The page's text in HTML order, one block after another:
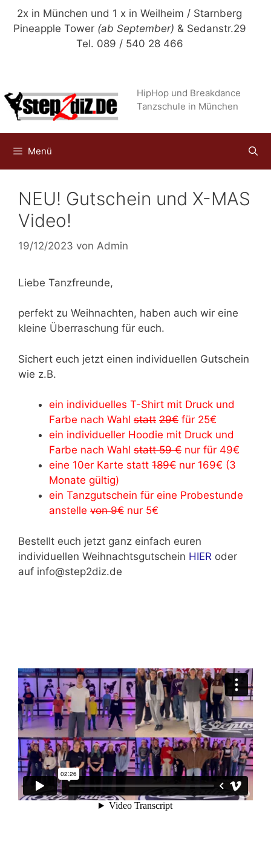
Zum
Inhalt
2x in München und 1 x in Weilheim / Starnberg
Pineapple Tower (ab September) & Sedanstr.29
Tel. 089 / 540 28 466
HipHop und Breakdance
Tanzschule in München
Menü
NEU! Gutschein und X-MAS
Video!
19/12/2023 von Admin
Liebe Tanzfreunde,
perfekt zu Weihnachten, haben auch wir eine
kleine Überraschung für euch.
Sichert euch jetzt einen individuellen Gutschein
wie z.B.
ein individuelles T-Shirt mit Druck und
Farbe nach Wahl statt 29€ für 25€
ein individueller Hoodie mit Druck und
Farbe nach Wahl statt 59 € nur für 49€
eine 10er Karte statt 189€ nur 169€ (3
Monate gültig)
ein Tanzgutschein für eine Probestunde
anstelle von 9€ nur 5€
Bestellt euch jetzt ganz einfach euren
individuellen Weihnachtsgutschein HIER oder
auf info@step2diz.de